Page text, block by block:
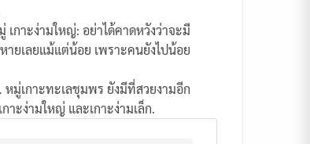
เกาะง่ามใหญ่: อย่าได้คาดหวังว่าจะมี
ยเลยแม้แต่น้อย เพราะคนยังไปน้อย
หมู่เกาะทะเลชุมพร ยังมีที่สวยงามอีก
าะง่ามใหญ่ และเกาะง่ามเล็ก.